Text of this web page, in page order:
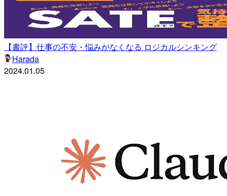
【書評】仕事の不安・悩みがなくなる ロジカルシンキング
Harada
2024.01.05